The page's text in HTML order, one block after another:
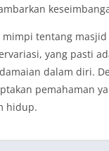
mimpi tentang
yang pasti
dalam diri.
pemahaman
hidup.